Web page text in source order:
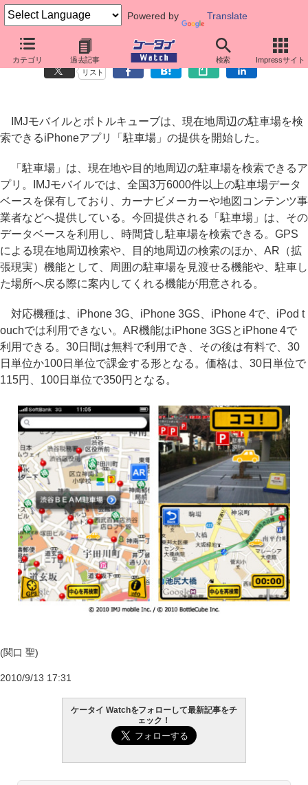
Powered by Translate
カテゴリ 過去記事 検索 Impressサイト
近隣の駐車場を検索できるiPhoneアプリ「駐車場」
リスト
IMJモバイルとボトルキューブは、現在地周辺の駐車場を検
索できるiPhoneアプリ「駐車場」の提供を開始した。
「駐車場」は、現在地や目的地周辺の駐車場を検索できるア
プリ。IMJモバイルでは、全国3万6000件以上の駐車場データ
ベースを保有しており、カーナビメーカーや地図コンテンツ事
業者などへ提供している。今回提供される「駐車場」は、その
データベースを利用し、時間貸し駐車場を検索できる。GPS
による現在地周辺検索や、目的地周辺の検索のほか、AR（拡
張現実）機能として、周囲の駐車場を見渡せる機能や、駐車し
た場所へ戻る際に案内してくれる機能が用意される。
対応機種は、iPhone 3G、iPhone 3GS、iPhone 4で、iPod t
ouchでは利用できない。AR機能はiPhone 3GSとiPhone 4で
利用できる。30日間は無料で利用でき、その後は有料で、30
日単位か100日単位で課金する形となる。価格は、30日単位で
115円、100日単位で350円となる。
(関口 聖)
2010/9/13 17:31
ケータイ Watchをフォローして最新記事をチ
ェック！